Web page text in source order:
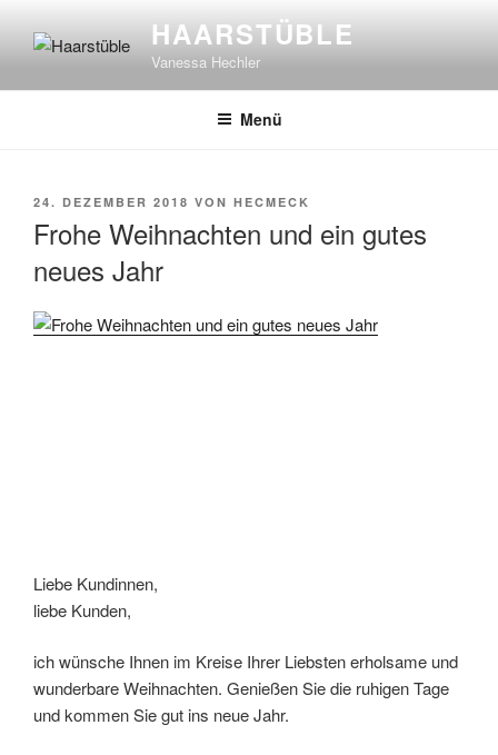
Inhalt
HAARSTÜBLE
Vanessa Hechler
Menü
VERÖFFENTLICHT
24. DEZEMBER 2018 VON HECMECK
Frohe Weihnachten und ein gutes
neues Jahr
Liebe Kundinnen,
liebe Kunden,
ich wünsche Ihnen im Kreise Ihrer Liebsten erholsame und
wunderbare Weihnachten. Genießen Sie die ruhigen Tage
und kommen Sie gut ins neue Jahr.